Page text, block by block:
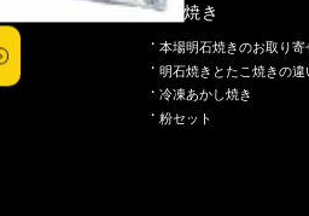
こだわり明石焼き
本場明石焼きのお取り寄
明石焼きとたこ焼きの違
冷凍あかし焼き
粉セット